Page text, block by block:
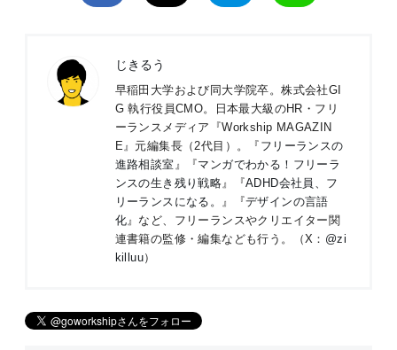
じきるう
早稲田大学および同大学院卒。株式会社GI
G 執行役員CMO。日本最大級のHR・フリ
ーランスメディア『Workship MAGAZIN
E』元編集長（2代目）。『 フリーランスの
進路相談室 』『マンガでわかる！フリーラ
ンスの生き残り戦略』『ADHD会社員、フ
リーランスになる。 』『デザインの言語
化』など、フリーランスやクリエイター関
連書籍の監修・編集なども行う。（X： @zi
killuu）